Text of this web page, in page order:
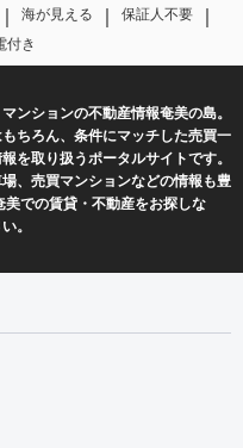
｜ 海が見える ｜ 保証人不要 ｜
付き
ンションの不動産情報奄美の島。
ちろん、条件にマッチした売買一
を取り扱うポータルサイトです。
、売買マンションなどの情報も豊
での賃貸・不動産をお探しな
。